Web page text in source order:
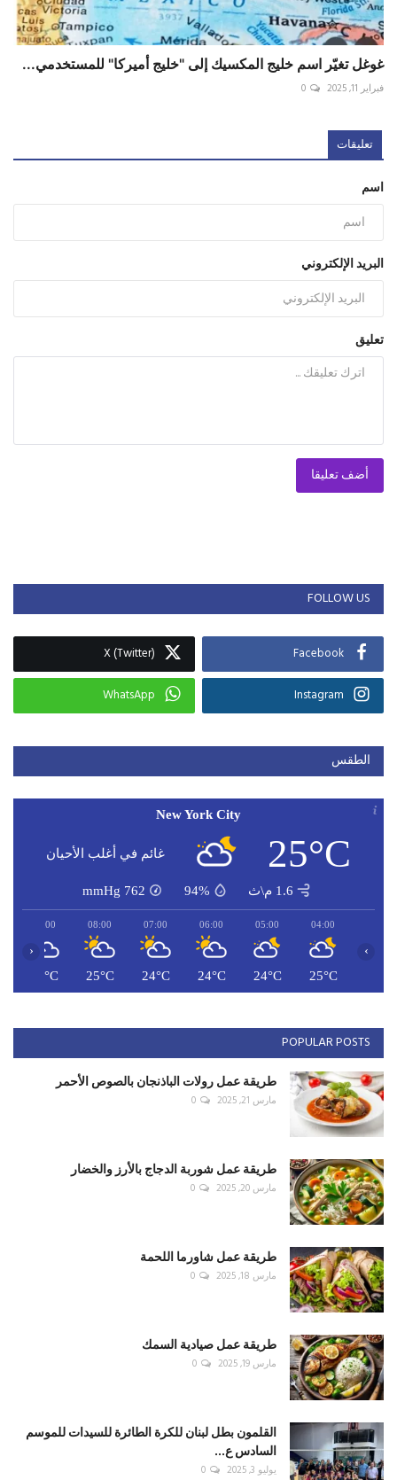
غوغل تغيّر اسم خليج المكسيك إلى "خليج أميركا" للمستخدمي...
فبراير 11, 2025 0
تعليقات
اسم
البريد الإلكتروني
تعليق
أضف تعليقا
FOLLOW US
Facebook
X (Twitter)
Instagram
WhatsApp
الطقس
New York City
25°C غائم في أغلب الأحيان
1.6 م\ث 94%
762
mmHg
04:00
25°C
05:00
24°C
06:00
24°C
07:00
24°C
08:00
25°C
09:00
27°C
‹ ›
POPULAR POSTS
طريقة عمل رولات الباذنجان بالصوص الأحمر
مارس 21, 2025 0
طريقة عمل شوربة الدجاج بالأرز والخضار
مارس 20, 2025 0
طريقة عمل شاورما اللحمة
مارس 18, 2025 0
طريقة عمل صيادية السمك
مارس 19, 2025 0
القلمون بطل لبنان للكرة الطائرة للسيدات للموسم
السادس ع...
يوليو 3, 2025 0